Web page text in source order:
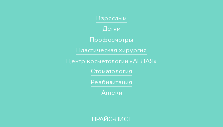
Взрослым
Детям
Профосмотры
Пластическая хирургия
Центр косметологии «АГЛАЯ»
Стоматология
Реабилитация
Аптеки
ПРАЙС-ЛИСТ